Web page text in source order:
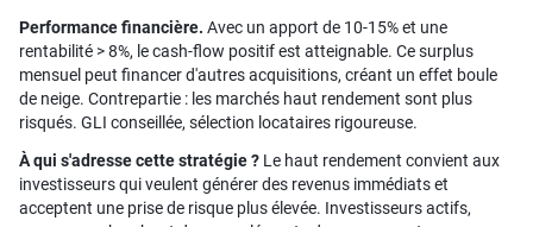
Performance financière. Avec un apport de 10-15% et une
rentabilité > 8%, le cash-flow positif est atteignable. Ce surplus
mensuel peut financer d'autres acquisitions, créant un effet boule
de neige. Contrepartie : les marchés haut rendement sont plus
risqués. GLI conseillée, sélection locataires rigoureuse.
À qui s'adresse cette stratégie ? Le haut rendement convient aux
investisseurs qui veulent générer des revenus immédiats et
acceptent une prise de risque plus élevée. Investisseurs actifs,